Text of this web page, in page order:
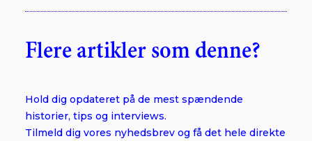
Flere artikler som denne?
Hold dig opdateret på de mest spændende
historier, tips og interviews.
Tilmeld dig vores nyhedsbrev og få det hele direkte